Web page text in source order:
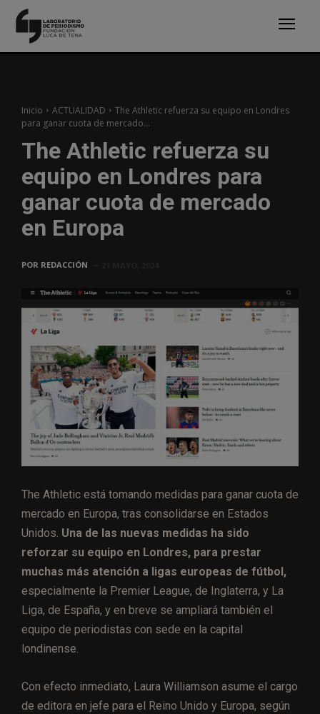
Inicio ACTUALIDAD
The Athletic refuerza su equipo en Londres
para ganar cuota de mercado...
The Athletic refuerza su
equipo en Londres para
ganar cuota de mercado
en Europa
POR REDACCIÓN
The Athletic está tomando medidas para ganar cuota de
mercado en Europa, tras consolidarse en Estados
Unidos. Una de las nuevas medidas ha sido
reforzar su equipo en Londres, para prestar
muchas más atención a ligas europeas de fútbol,
especialmente la Premier League, de Inglaterra, y La
Liga, de España, y en breve se ampliará también el
equipo de periodistas con sede en la capital
londinense.
Con efecto inmediato, Laura Williamson asume el cargo
de editora en jefe para el Reino Unido y Europa, según